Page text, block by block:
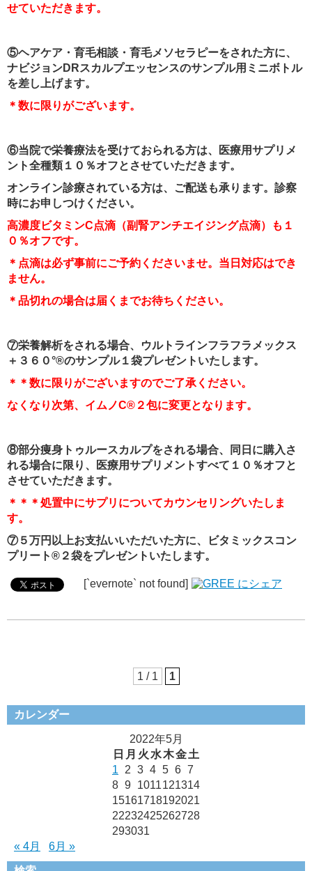
せていただきます。
⑤ヘアケア・育毛相談・育毛メソセラピーをされた方に、
ナビジョンDRスカルプエッセンスのサンプル用ミニボトル
を差し上げます。
＊数に限りがございます。
⑥当院で栄養療法を受けておられる方は、医療用サプリメ
ント全種類１０％オフとさせていただきます。
オンライン診療されている方は、ご配送も承ります。診察
時にお申しつけください。
高濃度ビタミンC点滴（副腎アンチエイジング点滴）も１
０％オフです。
＊点滴は必ず事前にご予約くださいませ。当日対応はでき
ません。
＊品切れの場合は届くまでお待ちください。
⑦栄養解析をされる場合、ウルトラインフラフラメックス
＋３６０°®のサンプル１袋プレゼントいたします。
＊＊数に限りがございますのでご了承ください。
なくなり次第、イムノC®２包に変更となります。
⑧部分痩身トゥルースカルプをされる場合、同日に購入さ
れる場合に限り、医療用サプリメントすべて１０％オフと
させていただきます。
＊＊＊処置中にサプリについてカウンセリングいたしま
す。
⑦５万円以上お支払いいただいた方に、ビタミックスコン
プリート®２袋をプレゼントいたします。
[`evernote` not found]
1 / 1 1
カレンダー
2022年5月
日 月 火 水木金土
1
2 3 4 5 6 7
8 9 1011121314
15161718192021
22232425262728
293031
« 4月
6月 »